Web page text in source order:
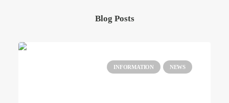
Blog Posts
INFORMATION NEWS